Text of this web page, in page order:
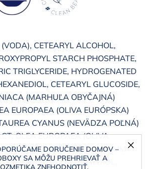
DORUČENIE DOMOV –
SA MÔŽU PREHRIEVAŤ A
ZNEHODNOTIŤ.
CETEARYL ALCOHOL,
STARCH PHOSPHATE,
TRIGLYCERIDE, HYDROGENATED
CETEARYL GLUCOSIDE,
(MARHUĽA OBYČAJNÁ)
EUROPAEA (OLIVA EURÓPSKA)
CYANUS (NEVÄDZA POĽNÁ)
OLEA EUROPAEA (OLIVA
AMMONIUM
PANTHENOL, PROPANEDIOL,